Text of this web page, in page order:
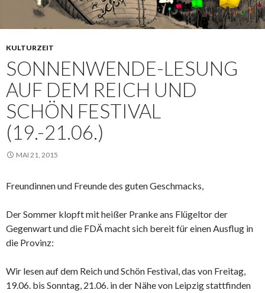
KULTURZEIT
SONNENWENDE-LESUNG
AUF DEM REICH UND
SCHÖN FESTIVAL
(19.-21.06.)
MAI 21, 2015
Freundinnen und Freunde des guten Geschmacks,
Der Sommer klopft mit heißer Pranke ans Flügeltor der
Gegenwart und die FDÄ macht sich bereit für einen Ausflug in
die Provinz:
Wir lesen auf dem Reich und Schön Festival, das von Freitag,
19.06. bis Sonntag, 21.06. in der Nähe von Leipzig stattfinden